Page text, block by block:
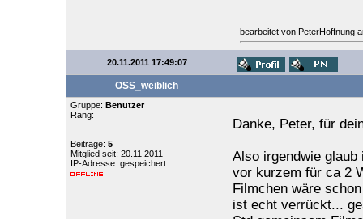
bearbeitet von PeterHoffnung
20.11.2011 17:49:07
OSS_weiblich
Gruppe: Benutzer
Rang:
Beiträge: 5
Mitglied seit: 20.11.2011
IP-Adresse: gespeichert
Danke, Peter, für
Also irgendwie
vor kurzem für ca 2
Filmchen wäre
ist echt verrückt...